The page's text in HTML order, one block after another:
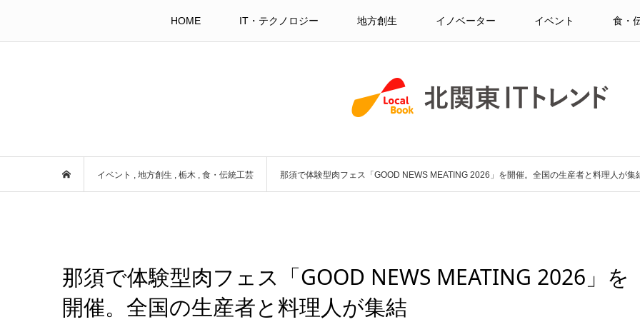
HOME IT・テクノロジー 地方創生 イノベーター イベント 食・
イベント , 地方創生 , 栃木 , 食・伝統工芸 那須で体験型肉フェス「GOOD NEWS MEATING 2026」を開催。全国の生産者と料理人が集
那須で体験型肉フェス「GOOD NEWS MEATING 2026」を
開催。全国の生産者と料理人が集結